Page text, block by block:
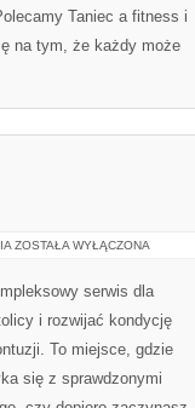
Taniec a fitness i
na tym, że każdy może
SUPLEMENTACJA
ZOSTAŁA WYŁĄCZONA
serwis dla
i rozwijać kondycję
To miejsce, gdzie
się z sprawdzonymi